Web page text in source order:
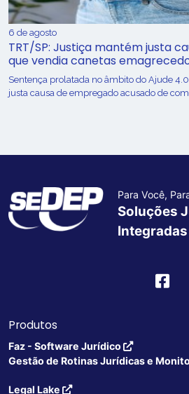
6 de agosto
TRT/SP: Justiça mantém justa
que vendia canetas
Sentença prolatada no âmbito do Ajude
justa causa de empregado acusado de
Para Você,
Soluções
Integradas
Produtos
Faz - Software Jurídico
Gestão de Rotinas Jurídicas e
Legal Lake